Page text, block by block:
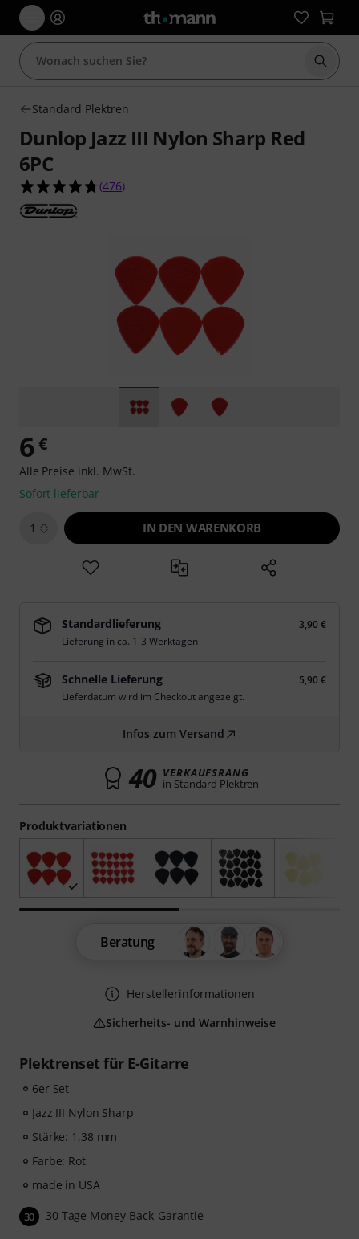
Suche
Standard Plektren
Dunlop Jazz III Nylon Sharp Red
6PC
4.8 von 5 Sternen aus 476 Kundenbewertungen
(476)
Plektrenset für E-Gitarre
6er Set
Jazz III Nylon Sharp
Stärke: 1,38 mm
Farbe: Rot
made in USA
30 30 Tage Money-Back-Garantie
Produktvariationen
6 €
Alle Preise inkl. MwSt.
Sofort lieferbar
1 IN DEN WARENKORB
Standardlieferung
3,90 €
Lieferung in ca. 1-3 Werktagen
Schnelle Lieferung
5,90 €
Lieferdatum wird im Checkout angezeigt.
Infos zum Versand
40 VERKAUFSRANG
in Standard Plektren
Beratung
Herstellerinformationen
Sicherheits- und Warnhinweise